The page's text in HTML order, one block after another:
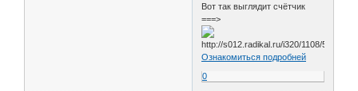
Вот так выглядит счётчик
===>
Ознакомиться подробней
0